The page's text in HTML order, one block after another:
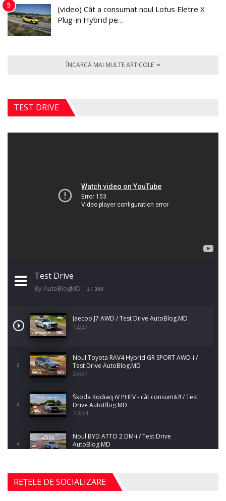
5
(video) Cât a consumat noul Lotus Eletre X
Plug-in Hybrid pe…
ÎNCARCĂ MAI MULTE ARTICOLE
TEST DRIVE
Test Drive
By AutoBlogMD 1 / 300
Jaecoo J7 AWD / Test Drive AutoBlog.MD
14:41
2
Noul Toyota RAV4 Hybrid GR SPORT AWD-i /
Test Drive AutoBlog.MD
24:41
3
Škoda Kodiaq iV PHEV - cât consumă?! / Test
Drive AutoBlog.MD
10:34
4
Noul BYD ATTO 2 DM-i / Test Drive
AutoBlog.MD
17:35
5
Noul Mercedes-Benz S-Class facelift (S 580
4MATIC V223) / Test Drive AutoBlog.MD
27:33
REȚELE DE SOCIALIZARE